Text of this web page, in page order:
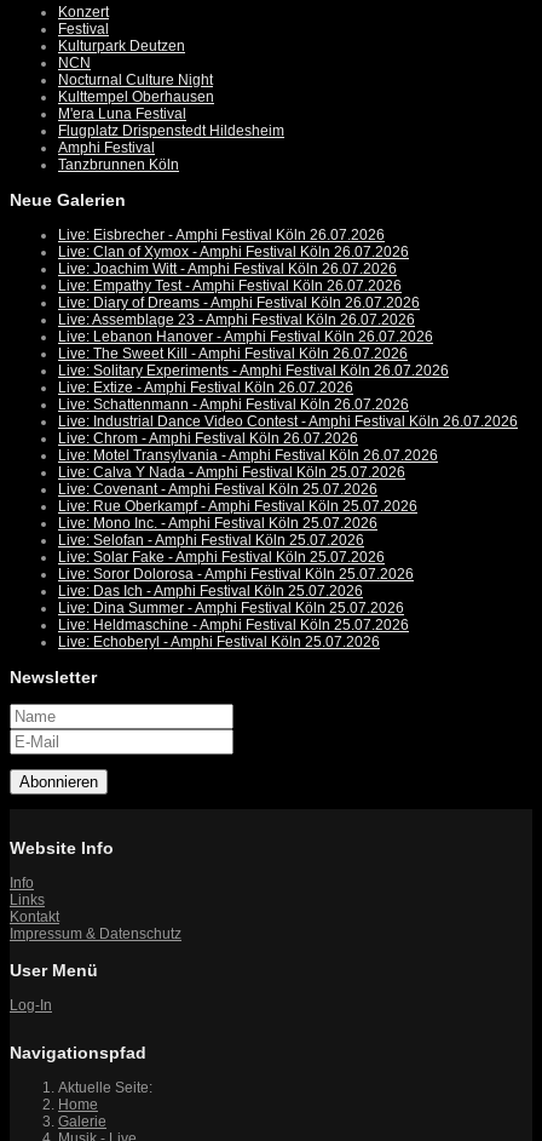
Konzert
Festival
Kulturpark Deutzen
NCN
Nocturnal Culture Night
Kulttempel Oberhausen
M'era Luna Festival
Flugplatz Drispenstedt Hildesheim
Amphi Festival
Tanzbrunnen Köln
Neue Galerien
Live: Eisbrecher - Amphi Festival Köln 26.07.2026
Live: Clan of Xymox - Amphi Festival Köln 26.07.2026
Live: Joachim Witt - Amphi Festival Köln 26.07.2026
Live: Empathy Test - Amphi Festival Köln 26.07.2026
Live: Diary of Dreams - Amphi Festival Köln 26.07.2026
Live: Assemblage 23 - Amphi Festival Köln 26.07.2026
Live: Lebanon Hanover - Amphi Festival Köln 26.07.2026
Live: The Sweet Kill - Amphi Festival Köln 26.07.2026
Live: Solitary Experiments - Amphi Festival Köln 26.07.2026
Live: Extize - Amphi Festival Köln 26.07.2026
Live: Schattenmann - Amphi Festival Köln 26.07.2026
Live: Industrial Dance Video Contest - Amphi Festival Köln 26.07.2026
Live: Chrom - Amphi Festival Köln 26.07.2026
Live: Motel Transylvania - Amphi Festival Köln 26.07.2026
Live: Calva Y Nada - Amphi Festival Köln 25.07.2026
Live: Covenant - Amphi Festival Köln 25.07.2026
Live: Rue Oberkampf - Amphi Festival Köln 25.07.2026
Live: Mono Inc. - Amphi Festival Köln 25.07.2026
Live: Selofan - Amphi Festival Köln 25.07.2026
Live: Solar Fake - Amphi Festival Köln 25.07.2026
Live: Soror Dolorosa - Amphi Festival Köln 25.07.2026
Live: Das Ich - Amphi Festival Köln 25.07.2026
Live: Dina Summer - Amphi Festival Köln 25.07.2026
Live: Heldmaschine - Amphi Festival Köln 25.07.2026
Live: Echoberyl - Amphi Festival Köln 25.07.2026
Newsletter
Abonnieren
Website Info
Info
Links
Kontakt
Impressum & Datenschutz
User Menü
Log-In
Navigationspfad
Aktuelle Seite:
Home
Galerie